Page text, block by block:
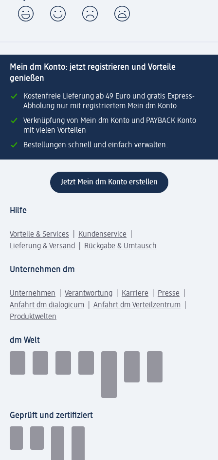
Mein dm Konto: jetzt registrieren und Vorteile
genießen
Kostenfreie Lieferung ab 49 Euro und gratis Express-
Abholung nur mit registriertem Mein dm Konto
Verknüpfung von Mein dm Konto und PAYBACK Konto
mit vielen Vorteilen
Bestellungen schnell und einfach verwalten.
Jetzt Mein dm Konto erstellen
Hilfe
Vorteile & Services
Kundenservice
Lieferung & Versand
Rückgabe & Umtausch
Unternehmen dm
Unternehmen Verantwortung Karriere
Presse
Anfahrt dm dialogicum
Anfahrt dm Verteilzentrum
Produktwelten
dm Welt
Geprüft und zertifiziert